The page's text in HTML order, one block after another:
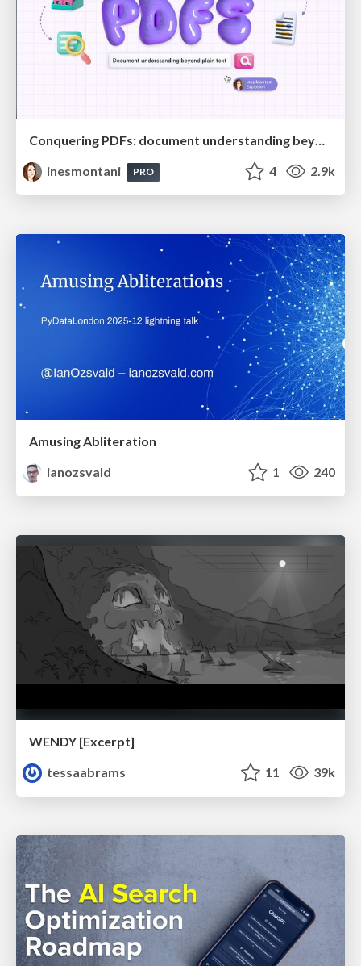
Conquering PDFs: document understanding beyond plain text
inesmontani
PRO 4 2.9k
Amusing Abliteration
ianozsvald
1 240
WENDY [Excerpt]
tessaabrams
11 39k